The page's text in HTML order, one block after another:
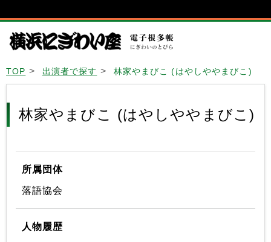
TOP 出演者で探す 林家やまびこ (はやしややまびこ)
林家やまびこ (はやしややまびこ)
所属団体
落語協会
人物履歴